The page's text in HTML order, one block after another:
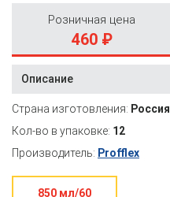
Розничная цена
460 ₽
Описание
Страна изготовления: Россия
Кол-во в упаковке: 12
Производитель: Profflex
850 мл/60